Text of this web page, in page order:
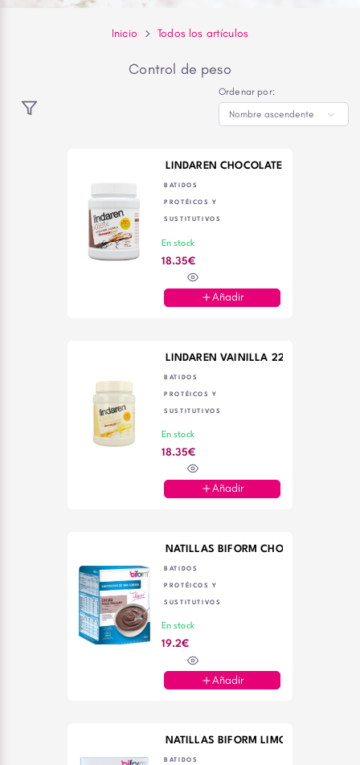
Inicio Todos los artículos
Control de peso
Ordenar por:
LINDAREN CHOCOLATE 225 GRS.
BATIDOS
PROTÉICOS Y
SUSTITUTIVOS
En stock
18.35€
Añadir
LINDAREN VAINILLA 225 GRS. POLVO
BATIDOS
PROTÉICOS Y
SUSTITUTIVOS
En stock
18.35€
Añadir
NATILLAS BIFORM CHOCOLATE 6
BATIDOS
PROTÉICOS Y
SUSTITUTIVOS
En stock
19.2€
Añadir
BATIDOS